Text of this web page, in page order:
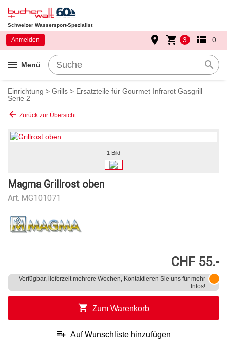
Schweizer Wassersport-Spezialist
menu Menü search
Anmelden place shopping_cart 3 view_list 0
Einrichtung > Grills > Ersatzteile für Gourmet Infrarot Gasgrill
Serie 2
arrow_back Zurück zur Übersicht
1 Bild
Magma Grillrost oben
Art. MG101071
CHF 55.-
Verfügbar, lieferzeit mehrere Wochen, Kontaktieren Sie uns für mehr
Infos!
shopping_cart Zum Warenkorb
playlist_add Auf Wunschliste hinzufügen